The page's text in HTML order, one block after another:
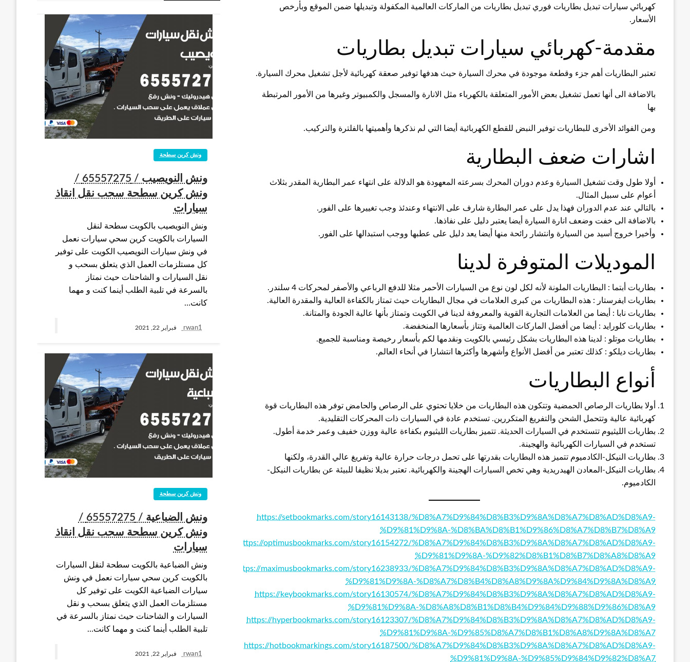
كهربائي سيارات تبديل بطاريات فوري تبديل بطاريات من الماركات العالمية المكفولة وتبديلها ضمن الموقع وبأرخص
الأسعار.
مقدمة-كهربائي سيارات تبديل بطاريات
تعتبر البطاريات أهم جزء وقطعة موجودة في محرك السيارة حيث هدفها توفير صعقة كهربائية لأجل تشغيل محرك السيارة.
بالاضافة الى أنها تعمل تشغيل بعض الأمور المتعلقة بالكهرباء مثل الانارة والمسجل والكمبيوتر وغيرها من الأمور المرتبطة
بها
ومن الفوائد الأخرى للبطاريات توفير النبض للقطع الكهربائية أيضا التي لم نذكرها وأهميتها بالفلترة والتركيب.
اشارات ضعف البطارية
أولا طول وقت تشغيل السيارة وعدم دوران المحرك بسرعته المعهودة هو الدلالة على انتهاء عمر البطارية المقدر بثلاث
أعوام على سبيل المثال.
بالتالي عند عدم الدوران فهذا يدل على عمر البطارة شارف على الانتهاء وعندئذ وجب تغييرها على الفور.
بالاضافة الى خفت وضعف انارة السيارة أيضا يعتبر دليل على نفاذها.
وأخيرا خروج أسيد من السيارة وانتشار رائحة منها أيضا يعد دليل على عطبها ووجب استبدالها على الفور.
الموديلات المتوفرة لدينا
بطاريات أبتما : البطاريات الملونة لأنه لكل لون نوع من السيارات الأحمر مثلا للدفع الرباعي والأصفر لمحركات 4 سلندر.
بطاريات ايفرستار : هذه البطاريات من كبرى العلامات في مجال البطاريات حيث تمتاز بالكفاءة العالية والمقدرة العالية.
بطاريات نابا : أيضا من العلامات التجارية القوية والمعروفة لدينا في الكويت وتمتاز بأنها عالية الجودة والمتانة.
بطاريات كلورايد : أيضا من أفضل الماركات العالمية وتتاز بأسعارها المنخفضة.
بطاريات موتلو : لدينا هذه البطاريات بشكل رئيسي بالكويت ونقدمها لكم بأسعار رخيصة ومناسبة للجميع.
بطاريات ديلكو : كذلك تعتبر من أفضل الأنواع وأشهرها وأكثرها انتشارا في أنحاء العالم.
أنواع البطاريات
أولا بطاريات الرصاص الحمضية وتتكون هذه البطاريات من خلايا تحتوي على الرصاص والحامض توفر هذه البطاريات قوة
كهربائية عالية وتتحمل الشحن والتفريغ المتكررين. تستخدم عادة في السيارات ذات المحركات التقليدية.
بطاريات الليثيوم تتستخدم في السيارات الحديثة. تتميز بطاريات الليثيوم بكفاءة عالية ووزن خفيف وعمر خدمة أطول.
تستخدم في السيارات الكهربائية والهجينة.
بطاريات النيكل-الكادميوم تتميز هذه البطاريات بقدرتها على تحمل درجات حرارة عالية وتفريغ عالي القدرة، ولكنها
بطاريات النيكل-المعادن الهيدريدية وهي تخص السيارات الهجينة والكهربائية. تعتبر بديلا نظيفا للبيئة عن بطاريات النيكل-
الكادميوم.
https://setbookmarks.com/story16143138/%D8%A7%D9%84%D8%B3%D9%8A%D8%A7%D8%AD%D8%A9-
%D9%81%D9%8A-%D8%BA%D8%B1%D9%86%D8%A7%D8%B7%D8%A9
https://optimusbookmarks.com/story16154272/%D8%A7%D9%84%D8%B3%D9%8A%D8%A7%D8%AD%D8%A9-
%D9%81%D9%8A-%D9%82%D8%B1%D8%B7%D8%A8%D8%A9
https://maximusbookmarks.com/story16238933/%D8%A7%D9%84%D8%B3%D9%8A%D8%A7%D8%AD%D8%A9-
%D9%81%D9%8A-%D8%A7%D8%B4%D8%A8%D9%8A%D9%84%D9%8A%D8%A9
https://keybookmarks.com/story16130574/%D8%A7%D9%84%D8%B3%D9%8A%D8%A7%D8%AD%D8%A9-
%D9%81%D9%8A-%D8%A8%D8%B1%D8%B4%D9%84%D9%88%D9%86%D8%A9
https://hyperbookmarks.com/story16123307/%D8%A7%D9%84%D8%B3%D9%8A%D8%A7%D8%AD%D8%A9-
%D9%81%D9%8A-%D9%85%D8%A7%D8%B1%D8%A8%D9%8A%D8%A7
https://hotbookmarkings.com/story16187500/%D8%A7%D9%84%D8%B3%D9%8A%D8%A7%D8%AD%D8%A9-
%D9%81%D9%8A-%D9%85%D9%84%D9%82%D8%A7
ونش كرين سطحة
ونش النويصيب / 65557275 /
ونش كرين سطحة سحب نقل انقاذ
سيارات
ونش النويصيب بالكويت سطحة لنقل
السيارات بالكويت كرين سحي سيارات نعمل
في ونش سيارات النويصيب الكويت على توفير
كل مستلزمات العمل الذي يتعلق بسحب و
نقل السيارات و الشاحنات حيث نمتاز
بالسرعة في تلبية الطلب أينما كنت و مهما
كانت…
rwan1 فبراير 22, 2021
ونش كرين سطحة
ونش الضباعية / 65557275 /
ونش كرين سطحة سحب نقل انقاذ
سيارات
ونش الضباعية بالكويت سطحة لنقل السيارات
بالكويت كرين سحي سيارات نعمل في ونش
سيارات الضباعية الكويت على توفير كل
مستلزمات العمل الذي يتعلق بسحب و نقل
السيارات و الشاحنات حيث نمتاز بالسرعة في
تلبية الطلب أينما كنت و مهما كانت…
rwan1 فبراير 22, 2021